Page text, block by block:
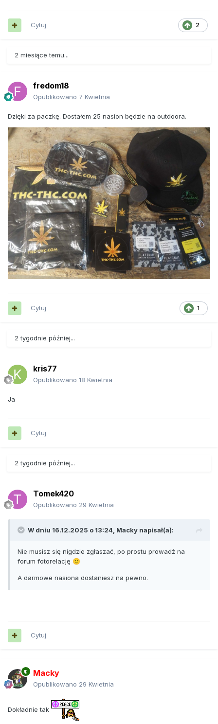
2
Cytuj
2 miesiące temu...
fredom18
Opublikowano 7 Kwietnia
Dzięki za paczkę. Dostałem 25 nasion będzie na outdoora.
1
Cytuj
2 tygodnie później...
kris77
Opublikowano 18 Kwietnia
Ja
Cytuj
2 tygodnie później...
Tomek420
Opublikowano 29 Kwietnia
W dniu 16.12.2025 o 13:24, Macky napisał(a):
Nie musisz się nigdzie zgłaszać, po prostu prowadź na
forum fotorelację 🙂
A darmowe nasiona dostaniesz na pewno.
Cytuj
Macky
Opublikowano 29 Kwietnia
Dokładnie tak